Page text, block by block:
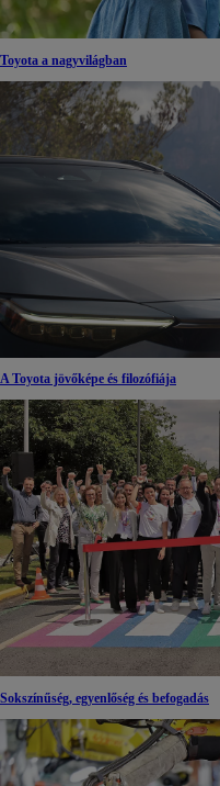
Toyota a nagyvilágban
A Toyota jövőképe és filozófiája
Sokszínűség, egyenlőség és befogadás